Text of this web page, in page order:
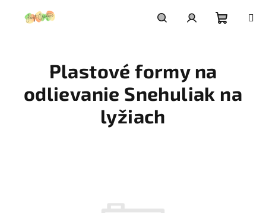
Plastové formy na
odlievanie Snehuliak na
lyžiach